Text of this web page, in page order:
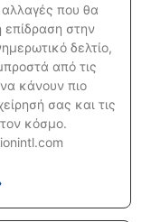
που θα
επίδραση στην
δελτίο,
από τις
κάνουν πιο
σας και τις
κόσμο.